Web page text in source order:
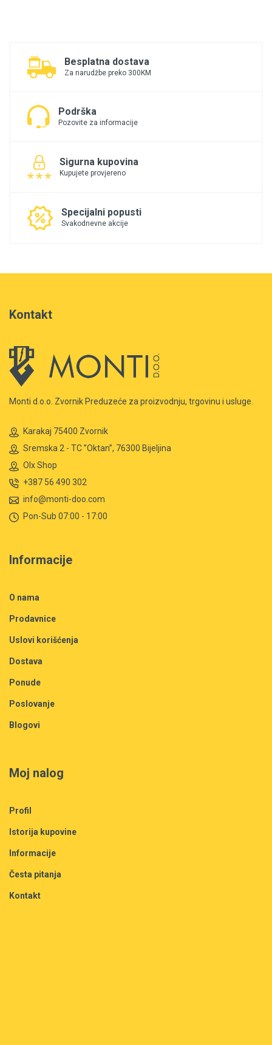
Besplatna dostava
Za narudžbe preko 300KM
Podrška
Pozovite za informacije
Sigurna kupovina
Kupujete provjereno
Specijalni popusti
Svakodnevne akcije
Kontakt
Monti d.o.o. Zvornik Preduzeće za proizvodnju, trgovinu i usluge.
Karakaj 75400 Zvornik
Sremska 2 - TC ”Oktan”, 76300 Bijeljina
Olx Shop
+387 56 490 302
info@monti-doo.com
Pon-Sub 07:00 - 17:00
Informacije
O nama
Prodavnice
Uslovi korišćenja
Dostava
Ponude
Poslovanje
Blogovi
Moj nalog
Profil
Istorija kupovine
Informacije
Česta pitanja
Kontakt